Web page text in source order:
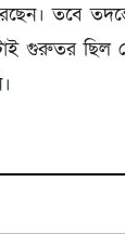
তবে
গুরুতর ছিল